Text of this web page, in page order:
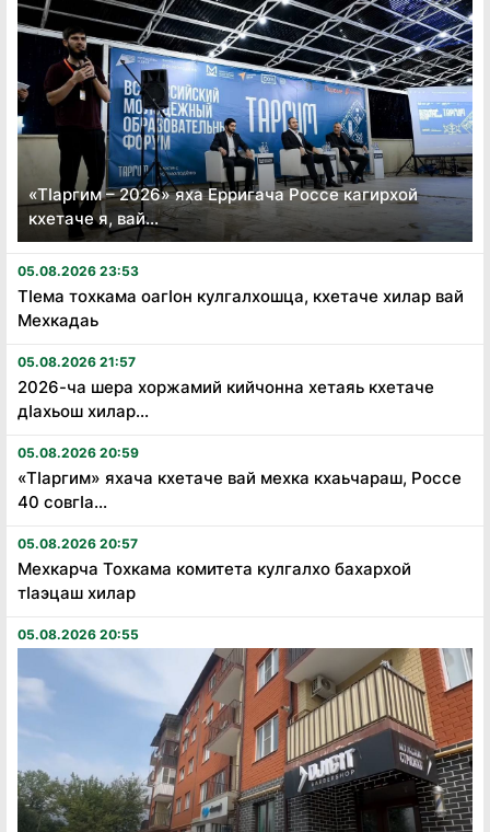
«Тӏаргим – 2026» яха Ерригача Россе кагирхой
кхетаче я, вай...
05.08.2026 23:53
Тӏема тохкама оагӏон кулгалхошца, кхетаче хилар вай
Мехкадаь
05.08.2026 21:57
2026-ча шера хоржамий кийчонна хетаяь кхетаче
дӏахьош хилар...
05.08.2026 20:59
«Тӏаргим» яхача кхетаче вай мехка кхаьчараш, Россе
40 совгӏа...
05.08.2026 20:57
Мехкарча Тохкама комитета кулгалхо бахархой
тӏаэцаш хилар
05.08.2026 20:55